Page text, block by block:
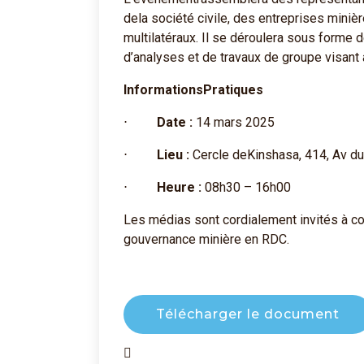
dela société civile, des entreprises
multilatéraux. Il se déroulera sous forme
d’analyses et de travaux de groupe
InformationsPratiques
⋅ Date : 14 mars 2025
⋅ Lieu : Cercle deKinshasa, 414, Av
⋅ Heure : 08h30 – 16h00
Les médias sont cordialement invités à
gouvernance minière en RDC.
Télécharger le document